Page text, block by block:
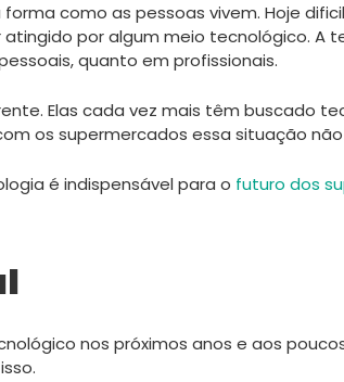
como as pessoas vivem. Hoje
por algum meio tecnológico. A
quanto em profissionais.
Elas cada vez mais têm buscado
os supermercados essa situação
é indispensável para o futuro dos
nos próximos anos e aos